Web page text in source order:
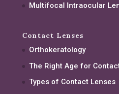
Multifocal Intraocular
Contact Lenses
Orthokeratology
The Right Age for
Types of Contact Lenses